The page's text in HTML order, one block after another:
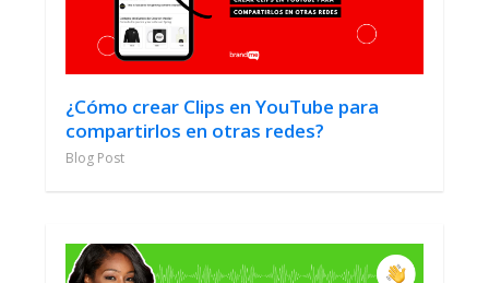
¿Cómo crear Clips en YouTube para
compartirlos en otras redes?
Blog Post